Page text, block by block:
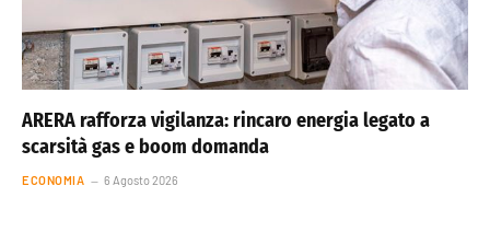
ARERA rafforza vigilanza: rincaro energia legato a
scarsità gas e boom domanda
ECONOMIA 6 Agosto 2026